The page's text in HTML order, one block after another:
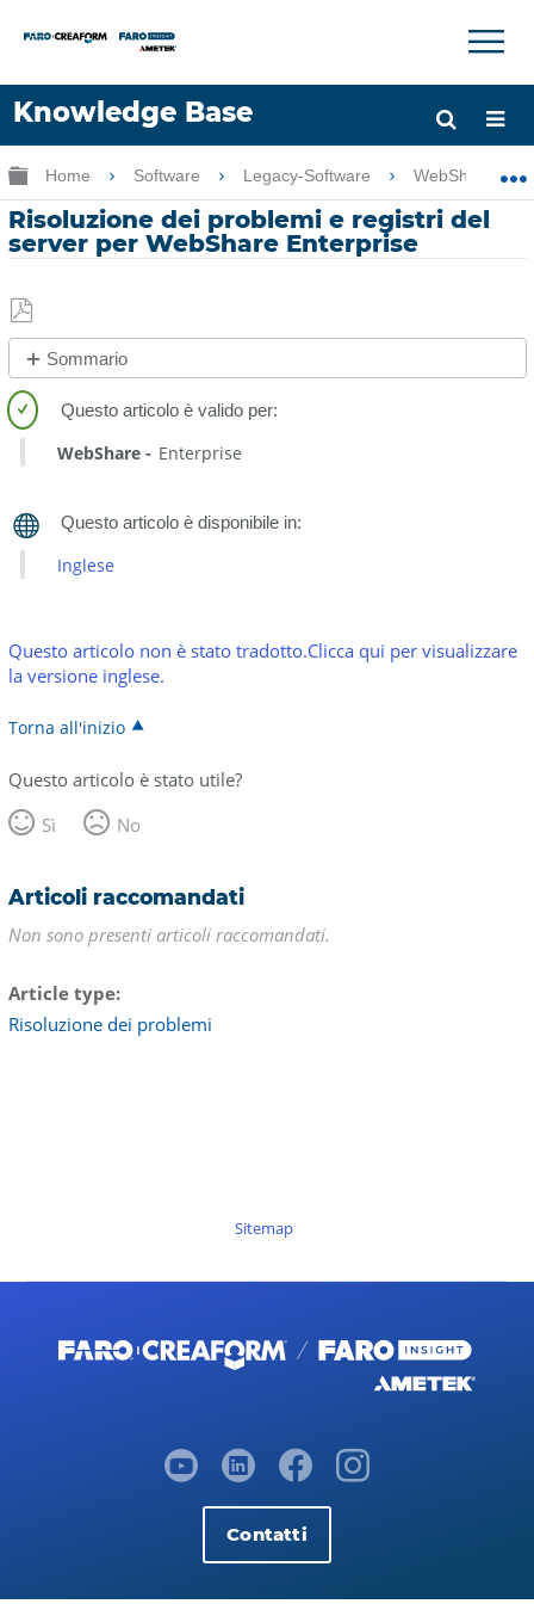
Knowledge Base
Lingua
Chiedere aiuto Accesso
×
Ingrandisci/riduci gerarchia globale
Home Software Legacy-Software WebShare
Risoluzione dei problemi e registri del
server per WebShare Enterprise
Salva
come
PDF
Sommario
No
intestazioni
WebShare Enterprise
Inglese
Questo articolo non è stato tradotto.Clicca qui per visualizzare
la versione inglese.
Torna all'inizio
Questo articolo è stato utile?
Sì
No
Articoli raccomandati
Non sono presenti articoli raccomandati.
Article type
Risoluzione dei problemi
Sitemap
Contatti